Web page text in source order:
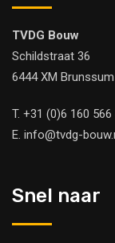
TVDG Bouw
Schildstraat 36
6444 XM Brunssum
T. +31 (0)6 160 566
E. info@tvdg-
Snel naar